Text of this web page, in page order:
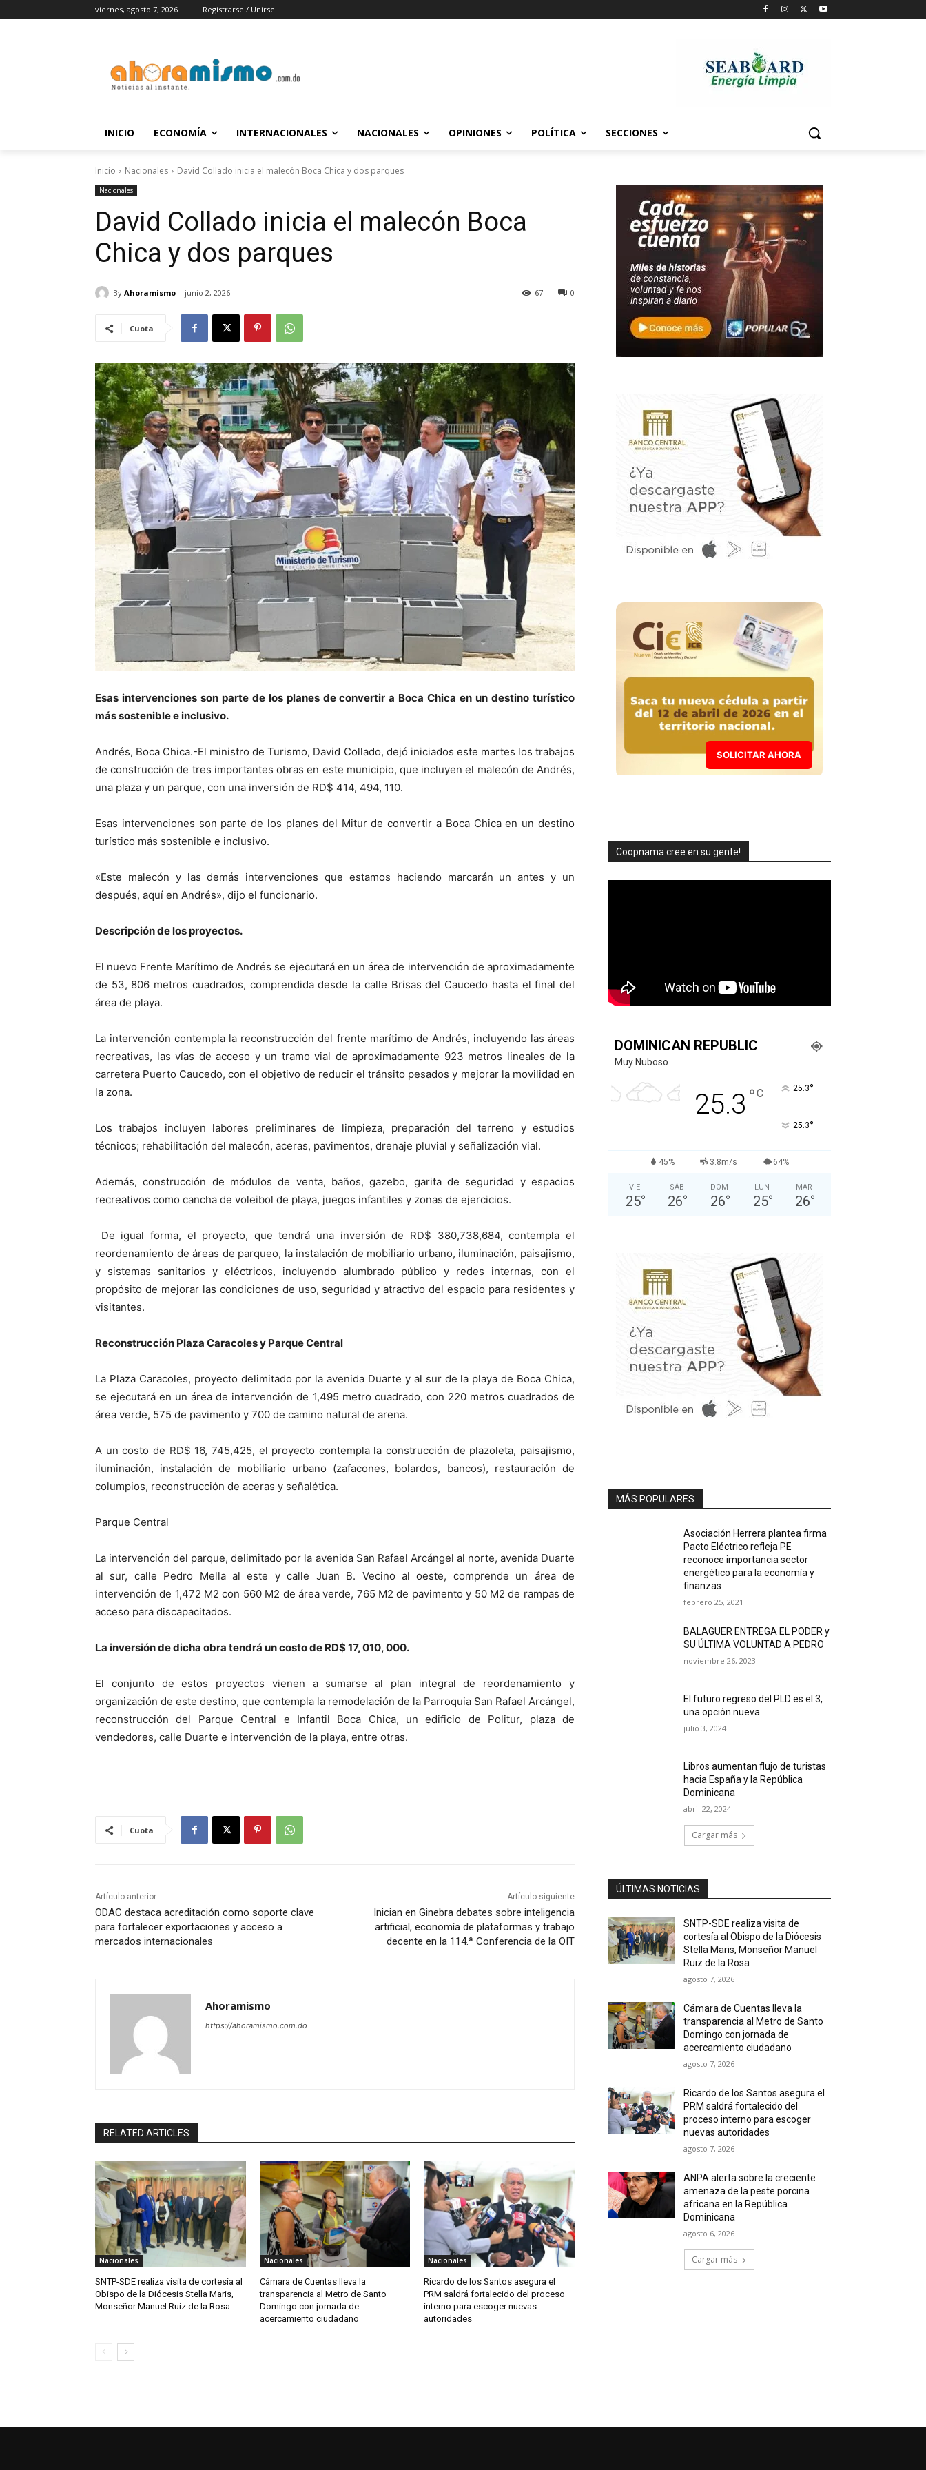
viernes, agosto 7, 2026 Registrarse / Unirse
INICIO ECONOMÍA INTERNACIONALES NACIONALES OPINIONES POLÍTICA SECCIONES
Inicio Nacionales David Collado inicia el malecón Boca Chica y dos parques
Nacionales
David Collado inicia el malecón Boca
Chica y dos parques
By Ahoramismo junio 2, 2026 0
67
Cuota
Esas intervenciones son parte de los planes de convertir a Boca Chica en un destino turístico
más sostenible e inclusivo.
Andrés, Boca Chica.-El ministro de Turismo, David Collado, dejó iniciados este martes los trabajos
de construcción de tres importantes obras en este municipio, que incluyen el malecón de Andrés,
una plaza y un parque, con una inversión de RD$ 414, 494, 110.
Esas intervenciones son parte de los planes del Mitur de convertir a Boca Chica en un destino
turístico más sostenible e inclusivo.
«Este malecón y las demás intervenciones que estamos haciendo marcarán un antes y un
después, aquí en Andrés», dijo el funcionario.
Descripción de los proyectos.
El nuevo Frente Marítimo de Andrés se ejecutará en un área de intervención de aproximadamente
de 53, 806 metros cuadrados, comprendida desde la calle Brisas del Caucedo hasta el final del
área de playa.
La intervención contempla la reconstrucción del frente marítimo de Andrés, incluyendo las áreas
recreativas, las vías de acceso y un tramo vial de aproximadamente 923 metros lineales de la
carretera Puerto Caucedo, con el objetivo de reducir el tránsito pesados y mejorar la movilidad en
la zona.
Los trabajos incluyen labores preliminares de limpieza, preparación del terreno y estudios
técnicos; rehabilitación del malecón, aceras, pavimentos, drenaje pluvial y señalización vial.
Además, construcción de módulos de venta, baños, gazebo, garita de seguridad y espacios
recreativos como cancha de voleibol de playa, juegos infantiles y zonas de ejercicios.
De igual forma, el proyecto, que tendrá una inversión de RD$ 380,738,684, contempla el
reordenamiento de áreas de parqueo, la instalación de mobiliario urbano, iluminación, paisajismo,
y sistemas sanitarios y eléctricos, incluyendo alumbrado público y redes internas, con el
propósito de mejorar las condiciones de uso, seguridad y atractivo del espacio para residentes y
visitantes.
Reconstrucción Plaza Caracoles y Parque Central
La Plaza Caracoles, proyecto delimitado por la avenida Duarte y al sur de la playa de Boca Chica,
se ejecutará en un área de intervención de 1,495 metro cuadrado, con 220 metros cuadrados de
área verde, 575 de pavimento y 700 de camino natural de arena.
A un costo de RD$ 16, 745,425, el proyecto contempla la construcción de plazoleta, paisajismo,
iluminación, instalación de mobiliario urbano (zafacones, bolardos, bancos), restauración de
columpios, reconstrucción de aceras y señalética.
Parque Central
La intervención del parque, delimitado por la avenida San Rafael Arcángel al norte, avenida Duarte
al sur, calle Pedro Mella al este y calle Juan B. Vecino al oeste, comprende un área de
intervención de 1,472 M2 con 560 M2 de área verde, 765 M2 de pavimento y 50 M2 de rampas de
acceso para discapacitados.
La inversión de dicha obra tendrá un costo de RD$ 17, 010, 000.
El conjunto de estos proyectos vienen a sumarse al plan integral de reordenamiento y
organización de este destino, que contempla la remodelación de la Parroquia San Rafael Arcángel,
reconstrucción del Parque Central e Infantil Boca Chica, un edificio de Politur, plaza de
vendedores, calle Duarte e intervención de la playa, entre otras.
Cuota
Artículo anterior
ODAC destaca acreditación como soporte clave
para fortalecer exportaciones y acceso a
mercados internacionales
Artículo siguiente
Inician en Ginebra debates sobre inteligencia
artificial, economía de plataformas y trabajo
decente en la 114.ª Conferencia de la OIT
Ahoramismo
https://ahoramismo.com.do
RELATED ARTICLES
Nacionales
SNTP-SDE realiza visita de cortesía al
Obispo de la Diócesis Stella Maris,
Monseñor Manuel Ruiz de la Rosa
Nacionales
Cámara de Cuentas lleva la
transparencia al Metro de Santo
Domingo con jornada de
acercamiento ciudadano
Nacionales
Ricardo de los Santos asegura el
PRM saldrá fortalecido del proceso
interno para escoger nuevas
autoridades
SOLICITAR AHORA
Coopnama cree en su gente!
DOMINICAN REPUBLIC
Muy Nuboso
25.3 °C 25.3°
25.3°
45% 3.8m/s 64%
VIE
25°
SÁB
26°
DOM
26°
LUN
25°
MAR
26°
MÁS POPULARES
Asociación Herrera plantea firma
Pacto Eléctrico refleja PE
reconoce importancia sector
energético para la economía y
finanzas
febrero 25, 2021
BALAGUER ENTREGA EL PODER y
SU ÚLTIMA VOLUNTAD A PEDRO
noviembre 26, 2023
El futuro regreso del PLD es el 3,
una opción nueva
julio 3, 2024
Libros aumentan flujo de turistas
hacia España y la República
Dominicana
abril 22, 2024
Cargar más
ÚLTIMAS NOTICIAS
SNTP-SDE realiza visita de
cortesía al Obispo de la Diócesis
Stella Maris, Monseñor Manuel
Ruiz de la Rosa
agosto 7, 2026
Cámara de Cuentas lleva la
transparencia al Metro de Santo
Domingo con jornada de
acercamiento ciudadano
agosto 7, 2026
Ricardo de los Santos asegura el
PRM saldrá fortalecido del
proceso interno para escoger
nuevas autoridades
agosto 7, 2026
ANPA alerta sobre la creciente
amenaza de la peste porcina
africana en la República
Dominicana
agosto 6, 2026
Cargar más